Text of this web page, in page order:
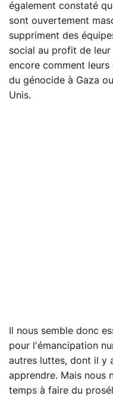
également constaté
sont ouvertement
suppriment des
social au profit de
encore comment
du génocide à Gaza
Unis.
Il nous semble donc
pour l'émancipation
autres luttes, dont il y
apprendre. Mais nous
temps à faire du